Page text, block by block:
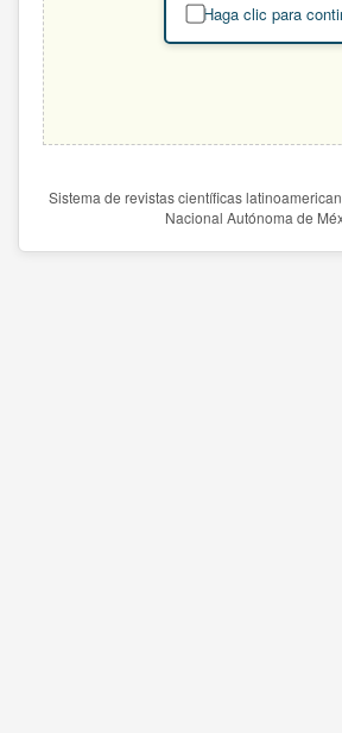
Haga clic para
Sistema de revistas científicas
Nacional Autónoma de